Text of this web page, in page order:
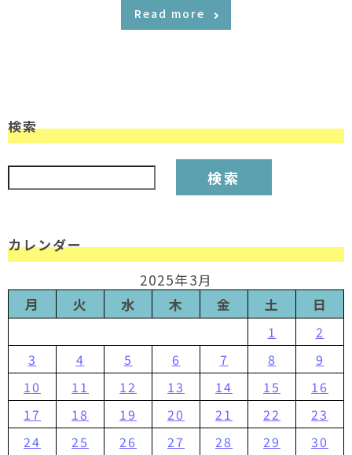
Read more
検索
検索:
カレンダー
2025年3月
月
火 水 木 金 土 日
1
2
3
4 5 6 7 8
9
10
11 12 13 14 15
16
17
18 19 20 21 22
23
24
25 26 27 28 29
30